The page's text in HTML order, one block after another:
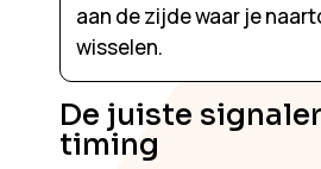
aan de zijde waar je
wisselen.
De juiste
timing